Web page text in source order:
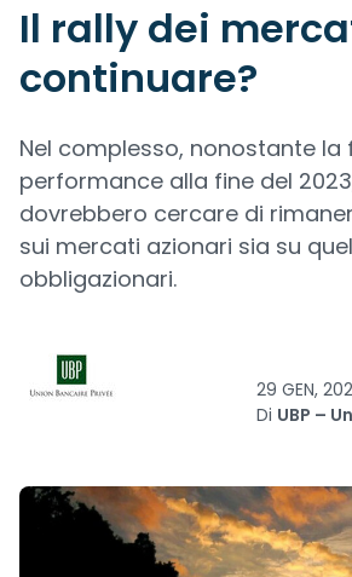
Il rally dei
continuare?
Nel complesso, nonostante la
performance alla fine del
dovrebbero cercare di
sui mercati azionari sia su
obbligazionari.
29 GEN,
Di UBP –